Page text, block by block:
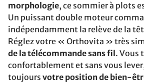
morphologie, ce sommier à plots
Un puissant double moteur
indépendamment la relève de la
Réglez votre « Orthovita » très
de la télécommande sans fil . Vous
confortablement et sans vous
toujours votre position de bien-